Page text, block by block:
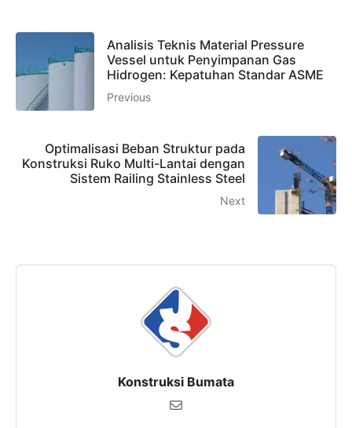
Analisis Teknis Material Pressure
Vessel untuk Penyimpanan Gas
Hidrogen: Kepatuhan Standar ASME
Previous
Optimalisasi Beban Struktur pada
Konstruksi Ruko Multi-Lantai dengan
Sistem Railing Stainless Steel
Next
Konstruksi Bumata